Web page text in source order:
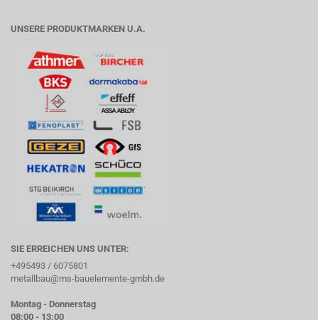
UNSERE PRODUKTMARKEN U.A.
SIE ERREICHEN UNS UNTER:
+495493 / 6075801
metallbau@ms-bauelemente-gmbh.de
Montag - Donnerstag
08:00 - 13:00